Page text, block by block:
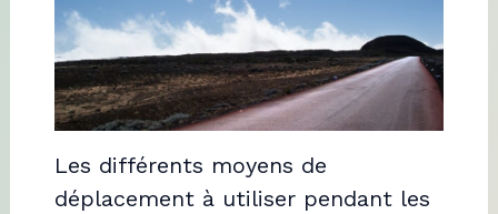
Les différents moyens de
déplacement à utiliser pendant les